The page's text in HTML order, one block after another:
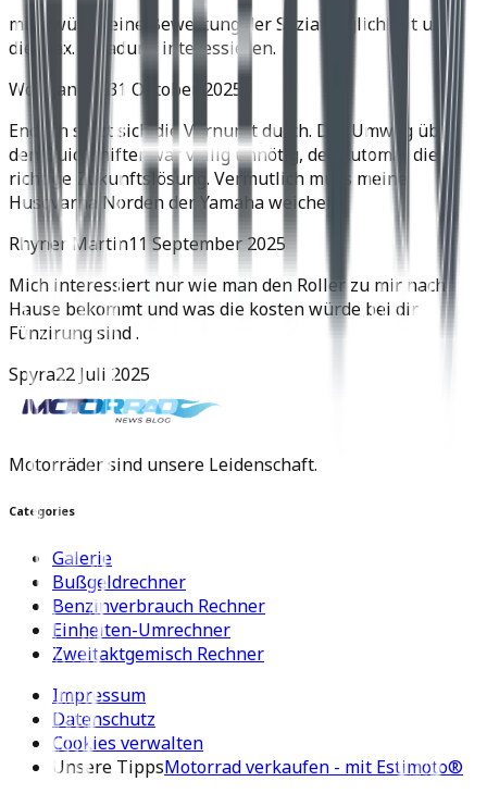
mich würde eine Bewertung der Soziatauglichkeit und
die max. Zuladung interessieren.
Wolfgang H.31 Oktober 2025
Endlich setzt sich die Vernunft durch. Der Umweg über
den Quickshifter war völlig unnötig, der Automat die
richtige Zukunftslösung. Vermutlich muss meine
Husqvarna Norden der Yamaha weichen.
Rhyner Martin11 September 2025
Mich interessiert nur wie man den Roller zu mir nach
Hause bekommt und was die kosten würde bei dir
Fünzirung sind .
Spyra22 Juli 2025
Motorräder sind unsere Leidenschaft.
Categories
Galerie
Bußgeldrechner
Benzinverbrauch Rechner
Einheiten-Umrechner
Zweitaktgemisch Rechner
Impressum
Datenschutz
Cookies verwalten
Unsere TippsMotorrad verkaufen - mit Estimoto®